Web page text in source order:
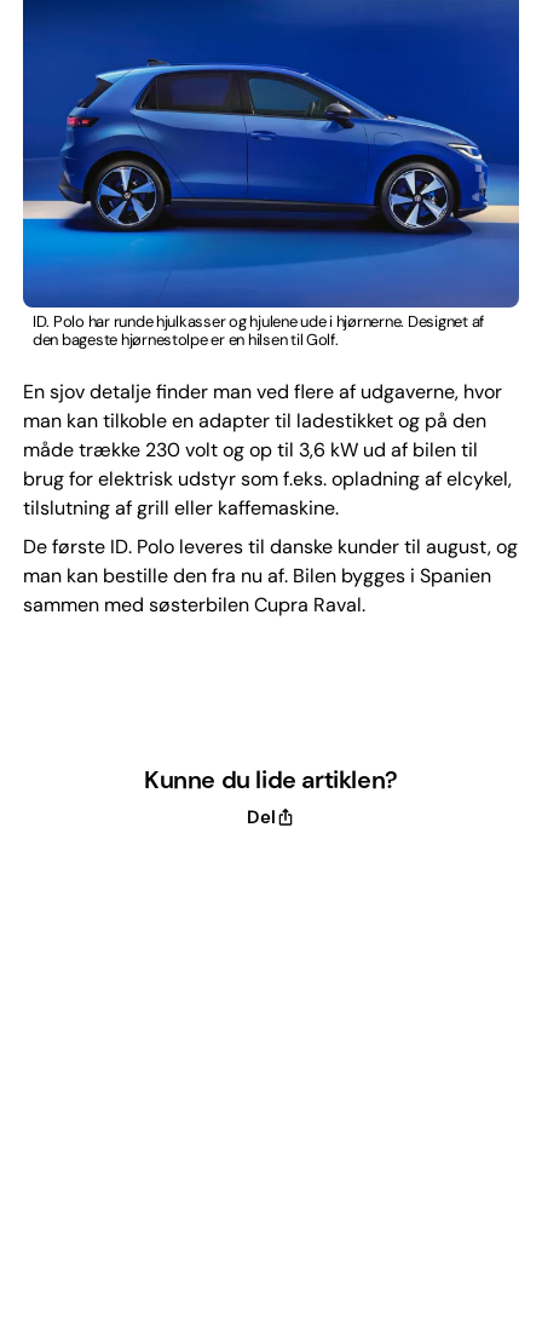
ID. Polo har runde hjulkasser og hjulene ude i hjørnerne. Designet af
den bageste hjørnestolpe er en hilsen til Golf.
En sjov detalje finder man ved flere af udgaverne, hvor
man kan tilkoble en adapter til ladestikket og på den
måde trække 230 volt og op til 3,6 kW ud af bilen til
brug for elektrisk udstyr som f.eks. opladning af elcykel,
tilslutning af grill eller kaffemaskine.
De første ID. Polo leveres til danske kunder til august, og
man kan bestille den fra nu af. Bilen bygges i Spanien
sammen med søsterbilen Cupra Raval.
Kunne du lide artiklen?
Del